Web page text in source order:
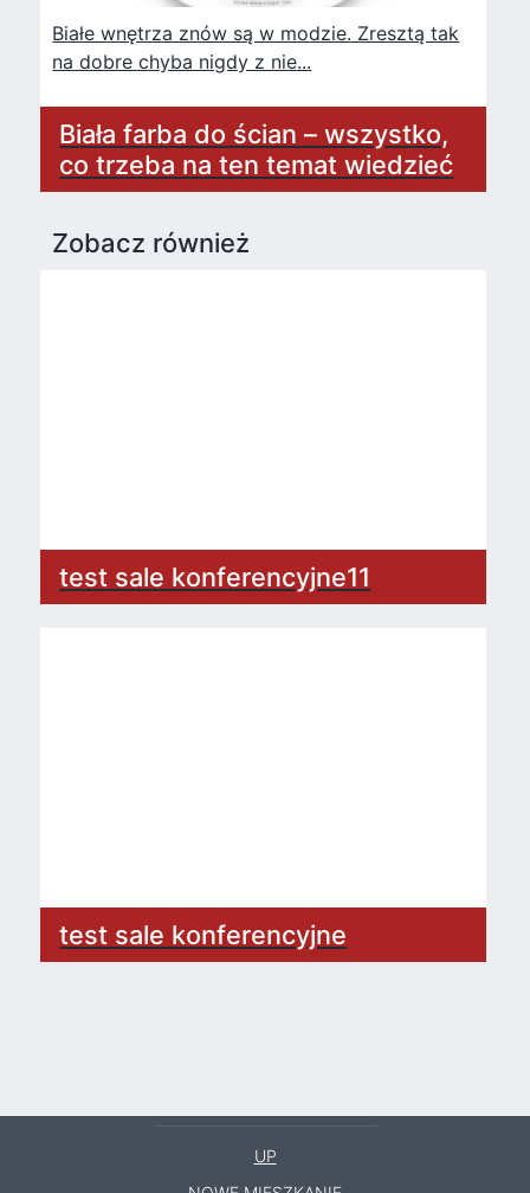
Białe wnętrza znów są w modzie. Zresztą tak
na dobre chyba nigdy z nie...
Biała farba do ścian – wszystko,
co trzeba na ten temat wiedzieć
Zobacz również
test sale konferencyjne11
test sale konferencyjne
UP